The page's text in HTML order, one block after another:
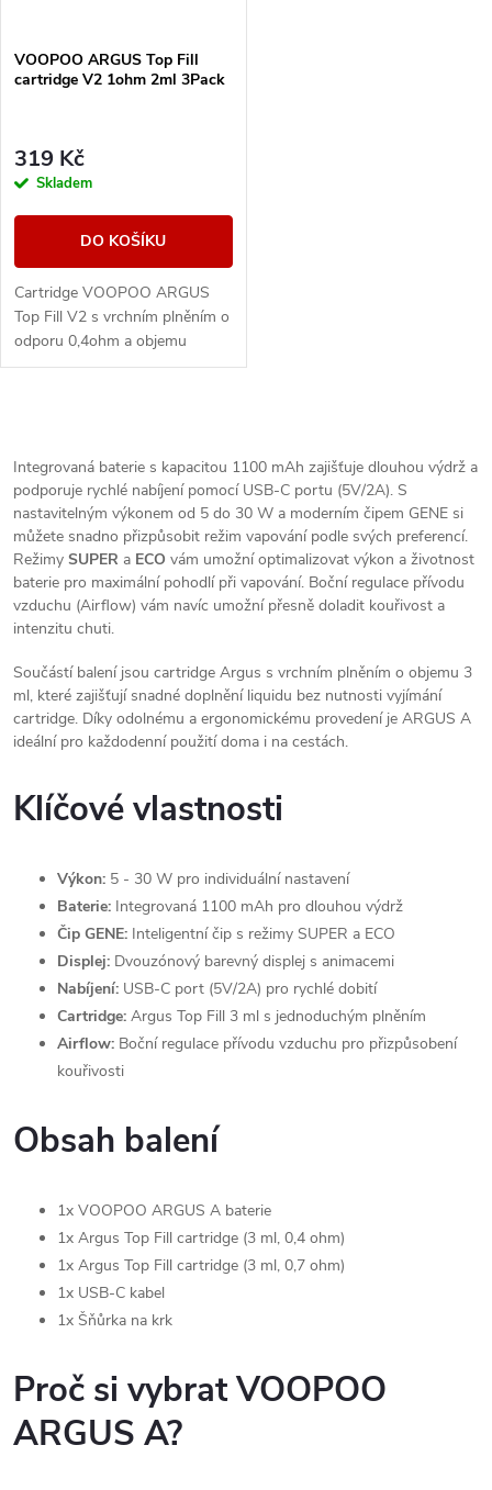
VOOPOO ARGUS Top Fill
cartridge V2 1ohm 2ml 3Pack
319 Kč
Skladem
DO KOŠÍKU
Cartridge VOOPOO ARGUS
Top Fill V2 s vrchním plněním o
odporu 0,4ohm a objemu
nádržky 2ml s technologií
v
l
á
d
c
í
p
r
i
Integrovaná baterie s kapacitou 1100 mAh zajišťuje dlouhou výdrž a
podporuje rychlé nabíjení pomocí USB-C portu (5V/2A). S
nastavitelným výkonem od 5 do 30 W a moderním čipem GENE si
můžete snadno přizpůsobit režim vapování podle svých preferencí.
Režimy SUPER a ECO vám umožní optimalizovat výkon a životnost
baterie pro maximální pohodlí při vapování. Boční regulace přívodu
vzduchu (Airflow) vám navíc umožní přesně doladit kouřivost a
intenzitu chuti.
Součástí balení jsou cartridge Argus s vrchním plněním o objemu 3
ml, které zajišťují snadné doplnění liquidu bez nutnosti vyjímání
cartridge. Díky odolnému a ergonomickému provedení je ARGUS A
ideální pro každodenní použití doma i na cestách.
Klíčové vlastnosti
Výkon: 5 - 30 W pro individuální nastavení
Baterie: Integrovaná 1100 mAh pro dlouhou výdrž
Čip GENE: Inteligentní čip s režimy SUPER a ECO
Displej: Dvouzónový barevný displej s animacemi
Nabíjení: USB-C port (5V/2A) pro rychlé dobití
Cartridge: Argus Top Fill 3 ml s jednoduchým plněním
Airflow: Boční regulace přívodu vzduchu pro přizpůsobení
kouřivosti
Obsah balení
1x VOOPOO ARGUS A baterie
1x Argus Top Fill cartridge (3 ml, 0,4 ohm)
1x Argus Top Fill cartridge (3 ml, 0,7 ohm)
1x USB-C kabel
1x Šňůrka na krk
Proč si vybrat VOOPOO
ARGUS A?